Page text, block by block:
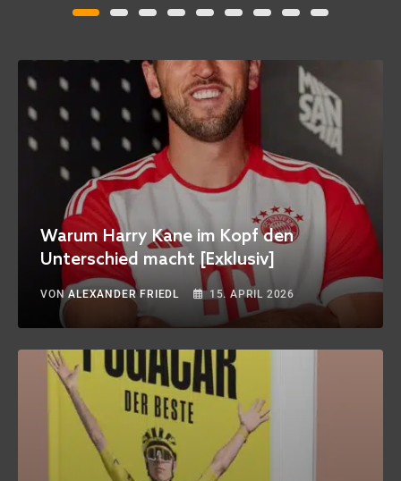
Warum Harry Kane im Kopf den
Unterschied macht [Exklusiv]
VONALEXANDER FRIEDL 15. APRIL 2026